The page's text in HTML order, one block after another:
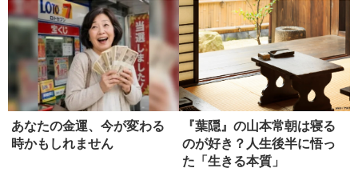
あなたの金運、今が変わる
時かもしれません
『葉隠』の山本常朝は寝る
のが好き？人生後半に悟っ
た「生きる本質」